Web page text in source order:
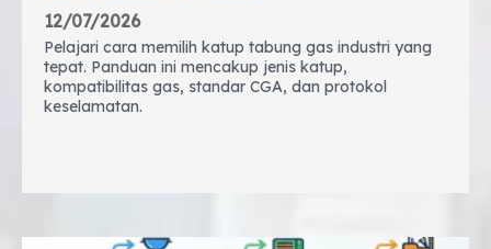
12/07/2026
Pelajari cara memilih katup tabung gas industri yang
tepat. Panduan ini mencakup jenis katup,
kompatibilitas gas, standar CGA, dan protokol
keselamatan.